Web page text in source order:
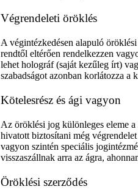
Végrendeleti öröklés
A végintézkedésen alapuló
rendtől eltérően rendelkezzen
lehet holográf (saját kezűleg írt)
szabadságot azonban korlátozza a
Kötelesrész és ági vagyon
Az öröklési jog különleges eleme
hivatott biztosítani még
vagyon szintén speciális
visszaszállnak arra az ágra,
Öröklési szerződés